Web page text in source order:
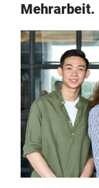
Mehrarbeit.